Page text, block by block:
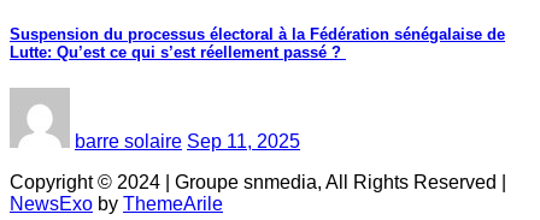
‎Suspension du processus électoral à la Fédération sénégalaise de
Lutte: Qu’est ce qui s’est réellement passé ? ‎‎
barre solaire Sep 11, 2025
Copyright © 2024 | Groupe snmedia, All Rights Reserved
NewsExo by ThemeArile